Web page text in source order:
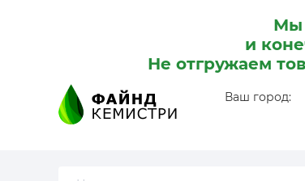
Мы
и
Не отгружаем
Ваш город: